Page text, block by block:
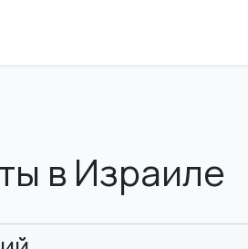
в Израиле